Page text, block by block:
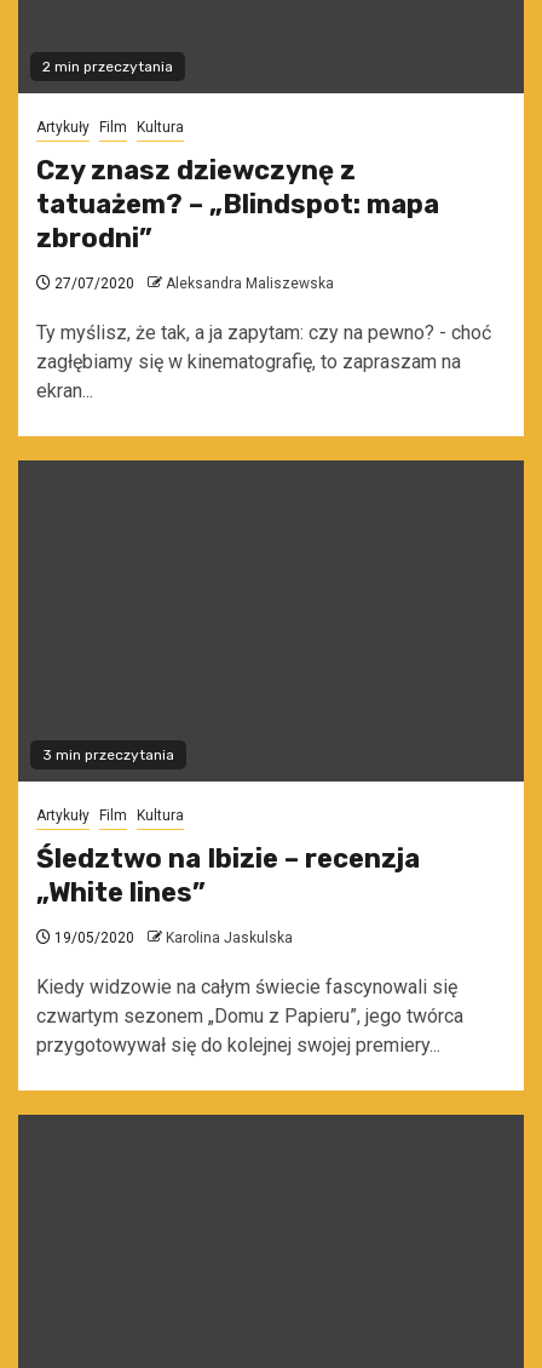
2 min przeczytania
Artykuły Film Kultura
Czy znasz dziewczynę z
tatuażem? – „Blindspot: mapa
zbrodni”
27/07/2020 Aleksandra Maliszewska
Ty myślisz, że tak, a ja zapytam: czy na pewno? - choć
zagłębiamy się w kinematografię, to zapraszam na
ekran...
3 min przeczytania
Artykuły Film Kultura
Śledztwo na Ibizie – recenzja
„White lines”
19/05/2020 Karolina Jaskulska
Kiedy widzowie na całym świecie fascynowali się
czwartym sezonem „Domu z Papieru”, jego twórca
przygotowywał się do kolejnej swojej premiery...